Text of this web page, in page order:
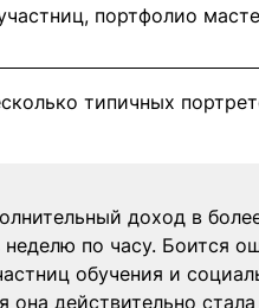
портфолио
типичных
доход в
по часу. Боится
обучения и
она действительно стала